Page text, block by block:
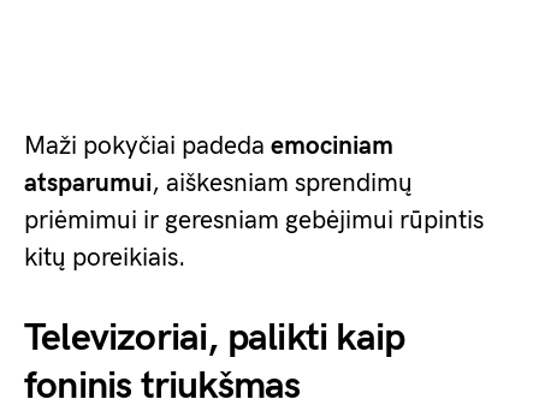
Maži pokyčiai padeda emociniam
atsparumui, aiškesniam sprendimų
priėmimui ir geresniam gebėjimui rūpintis
kitų poreikiais.
Televizoriai, palikti kaip
foninis triukšmas